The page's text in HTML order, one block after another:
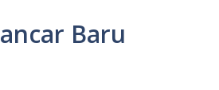
Baru